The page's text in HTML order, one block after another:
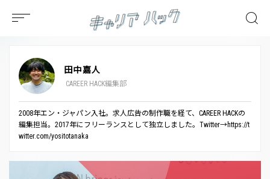
田中嘉人
CAREER HACK編集部
2008年エン・ジャパン入社。求人広告の制作職を経て、CAREER HACKの
編集担当。2017年にフリーランスとして独立しました。Twitter→https://t
witter.com/yositotanaka